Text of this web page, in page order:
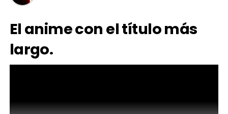
El anime con el título más
largo.